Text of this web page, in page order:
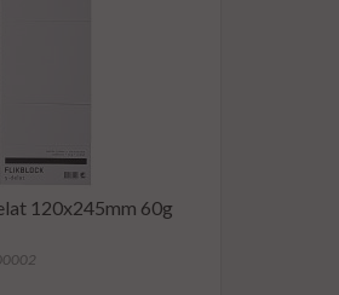
120x245mm 60g